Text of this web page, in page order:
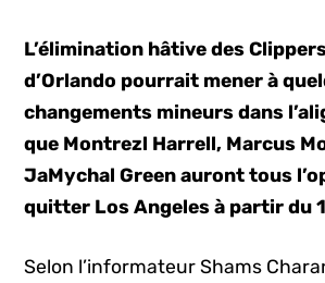
L’élimination hâtive des
d’Orlando pourrait mener à
changements mineurs dans
que Montrezl Harrell, Marcus
JaMychal Green auront tous
quitter Los Angeles à partir du
Selon l’informateur Shams